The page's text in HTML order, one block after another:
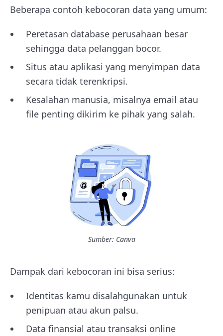
Beberapa contoh kebocoran data yang umum:
Peretasan database perusahaan besar
sehingga data pelanggan bocor.
Situs atau aplikasi yang menyimpan data
secara tidak terenkripsi.
Kesalahan manusia, misalnya email atau
file penting dikirim ke pihak yang salah.
Sumber: Canva
Dampak dari kebocoran ini bisa serius:
Identitas kamu disalahgunakan untuk
penipuan atau akun palsu.
Data finansial atau transaksi online